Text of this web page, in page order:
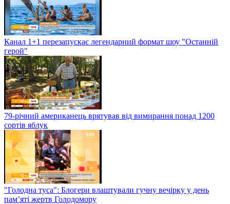
Канал 1+1 перезапускає легендарний формат шоу "Останній
герой"
79-річний американець врятував від вимирання понад 1200
сортів яблук
"Голодна туса": Блогери влаштували гучну вечірку у день
пам’яті жертв Голодомору